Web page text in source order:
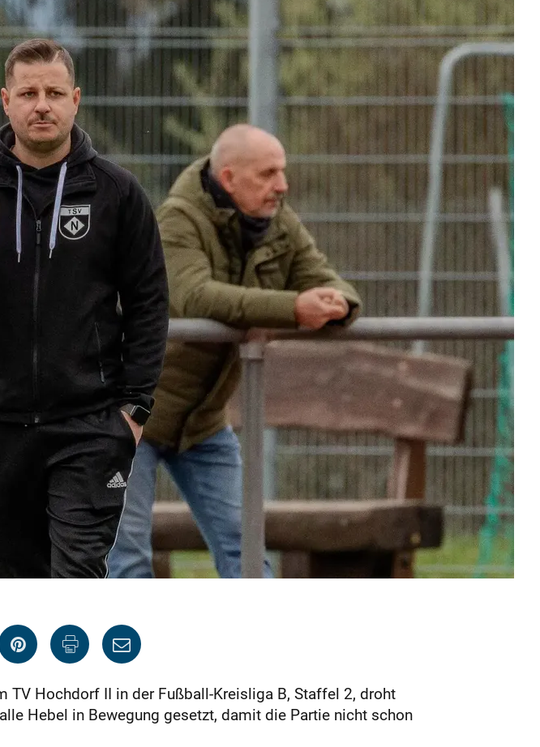
TV Hochdorf II in der Fußball-Kreisliga B, Staffel 2, droht
Hebel in Bewegung gesetzt, damit die Partie nicht schon